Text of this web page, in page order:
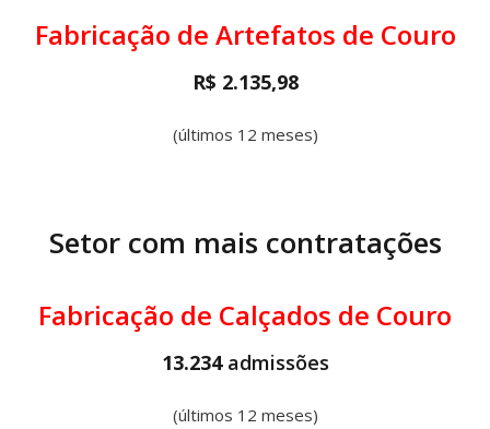
Fabricação de Artefatos de Couro
R$ 2.135,98
(últimos 12 meses)
Setor com mais contratações
Fabricação de Calçados de Couro
13.234 admissões
(últimos 12 meses)